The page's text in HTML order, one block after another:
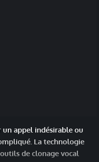
un appel indésirable ou
La technologie
de clonage vocal